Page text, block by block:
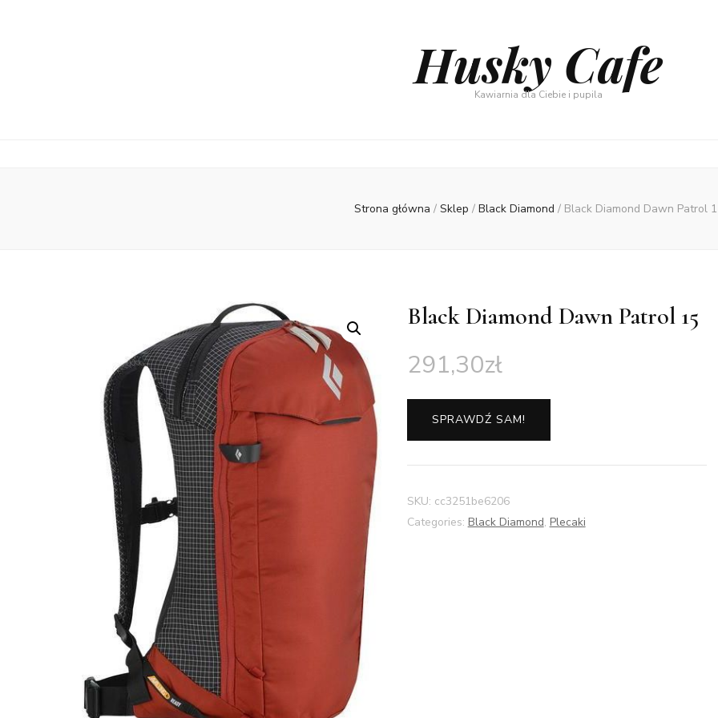
Husky Cafe
Kawiarnia dla Ciebie i pupila
Strona główna / Sklep / Black Diamond / Black Diamond Dawn Patrol
Black Diamond Dawn Patrol 15
291,30zł
SPRAWDŹ SAM!
SKU: cc3251be6206
Categories: Black Diamond, Plecaki